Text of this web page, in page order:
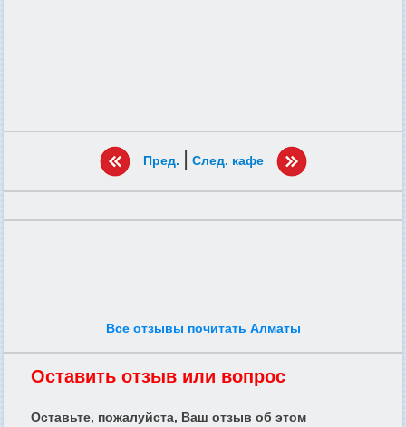
Пред. | След. кафе
Все отзывы почитать Алматы
Оставить отзыв или вопрос
Оставьте, пожалуйста, Ваш отзыв об этом